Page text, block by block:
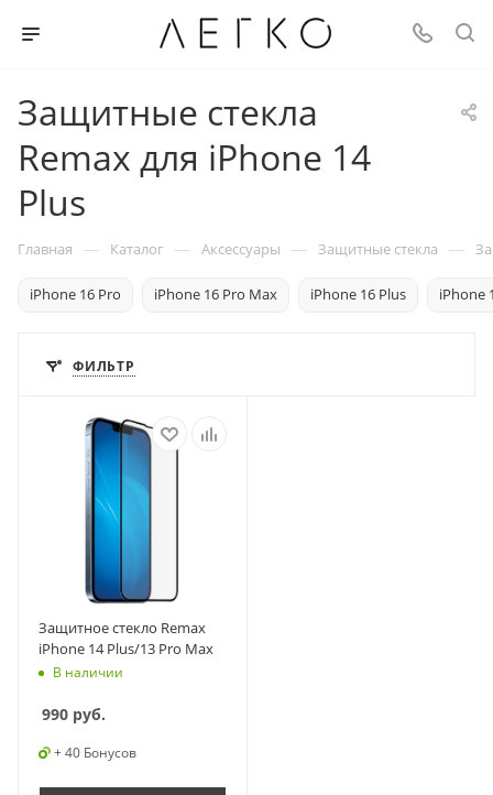
Защитные стекла
Remax для iPhone 14
Plus
Главная — Каталог — Аксессуары — Защитные стекла —
iPhone 16 Pro iPhone 16 Pro Max iPhone 16 Plus iPhone
ФИЛЬТР
Защитное стекло Remax
iPhone 14 Plus/13 Pro Max
В наличии
990 руб.
+ 40 Бонусов